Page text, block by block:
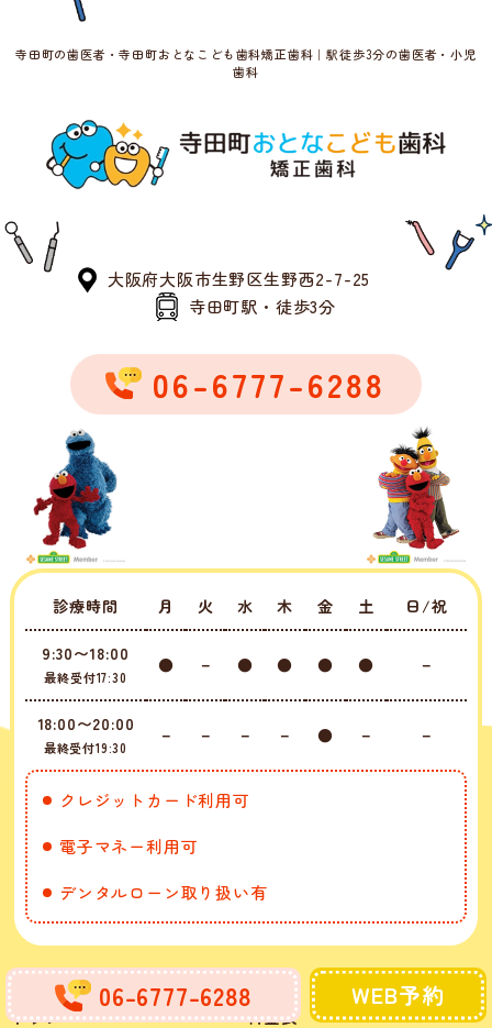
WEB予約
06-6777-6288
寺田町の歯医者・寺田町おとなこども歯科矯正歯科｜駅徒歩3分の歯医者・小児
歯科
大阪府大阪市生野区生野西2-7-25
寺田町駅・徒歩3分
06-6777-6288
診療時間 月 火 水 木 金 土 日/祝
9:30〜18:00
最終受付17:30
● － ● ● ● ● －
18:00〜20:00
最終受付19:30
－ － － － ● － －
クレジットカード利用可
電子マネー利用可
デンタルローン取り扱い有
トップ 料金表